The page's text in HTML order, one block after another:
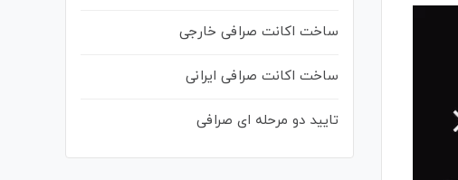
ساخت اکانت صرافی خارجی
ساخت اکانت صرافی ایرانی
تایید دو مرحله ای صرافی